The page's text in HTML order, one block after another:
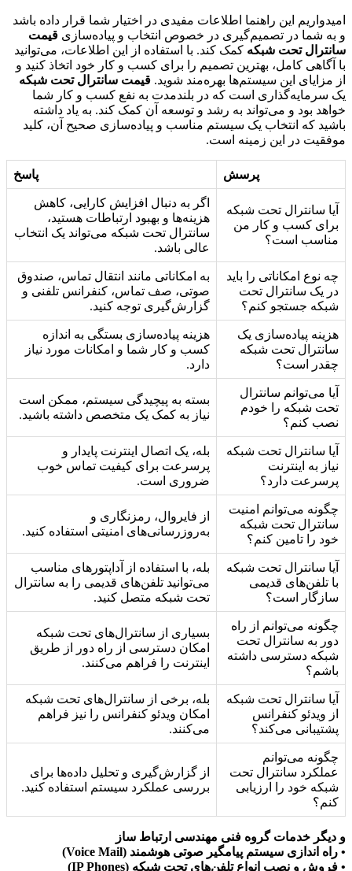
امیدواریم این راهنما اطلاعات مفیدی در اختیار شما قرار داده باشد
و به شما در تصمیم‌گیری در خصوص انتخاب و پیاده‌سازی قیمت
سانترال تحت شبکه کمک کند. با استفاده از این اطلاعات، می‌توانید
با آگاهی کامل، بهترین تصمیم را برای کسب و کار خود اتخاذ کنید و
از مزایای این سیستم‌ها بهره‌مند شوید. قیمت سانترال تحت شبکه
یک سرمایه‌گذاری است که در بلندمدت به نفع کسب و کار شما
خواهد بود و می‌تواند به رشد و توسعه آن کمک کند. به یاد داشته
باشید که انتخاب یک سیستم مناسب و پیاده‌سازی صحیح آن، کلید
موفقیت در این زمینه است.
پرسش پاسخ
آیا سانترال تحت شبکه
برای کسب و کار من
مناسب است؟
اگر به دنبال افزایش کارایی، کاهش
هزینه‌ها و بهبود ارتباطات هستید،
سانترال تحت شبکه می‌تواند یک انتخاب
عالی باشد.
چه نوع امکاناتی را باید
در یک سانترال تحت
شبکه جستجو کنم؟
به امکاناتی مانند انتقال تماس، صندوق
صوتی، صف تماس، کنفرانس تلفنی و
گزارش‌گیری توجه کنید.
هزینه پیاده‌سازی یک
سانترال تحت شبکه
چقدر است؟
هزینه پیاده‌سازی بستگی به اندازه
کسب و کار شما و امکانات مورد نیاز
دارد.
آیا می‌توانم سانترال
تحت شبکه را خودم
نصب کنم؟
بسته به پیچیدگی سیستم، ممکن است
نیاز به کمک یک متخصص داشته باشید.
آیا سانترال تحت شبکه
نیاز به اینترنت
پرسرعت دارد؟
بله، یک اتصال اینترنت پایدار و
پرسرعت برای کیفیت تماس خوب
ضروری است.
چگونه می‌توانم امنیت
سانترال تحت شبکه
خود را تامین کنم؟
از فایروال، رمزنگاری و
به‌روزرسانی‌های امنیتی استفاده کنید.
آیا سانترال تحت شبکه
با تلفن‌های قدیمی
سازگار است؟
بله، با استفاده از آداپتورهای مناسب
می‌توانید تلفن‌های قدیمی را به سانترال
تحت شبکه متصل کنید.
چگونه می‌توانم از راه
دور به سانترال تحت
شبکه دسترسی داشته
باشم؟
بسیاری از سانترال‌های تحت شبکه
امکان دسترسی از راه دور از طریق
اینترنت را فراهم می‌کنند.
آیا سانترال تحت شبکه
از ویدئو کنفرانس
پشتیبانی می‌کند؟
بله، برخی از سانترال‌های تحت شبکه
امکان ویدئو کنفرانس را نیز فراهم
می‌کنند.
چگونه می‌توانم
عملکرد سانترال تحت
شبکه خود را ارزیابی
کنم؟
از گزارش‌گیری و تحلیل داده‌ها برای
بررسی عملکرد سیستم استفاده کنید.
و دیگر خدمات گروه فنی مهندسی ارتباط ساز
• راه اندازی سیستم پیامگیر صوتی هوشمند (Voice Mail)
• فروش و نصب انواع تلفن‌های تحت شبکه (IP Phones)